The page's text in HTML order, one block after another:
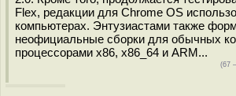
Flex, редакции для Chrome OS
компьютерах. Энтузиастами также
неофициальные сборки для обычных
процессорами x86, x86_64 и ARM...
(67